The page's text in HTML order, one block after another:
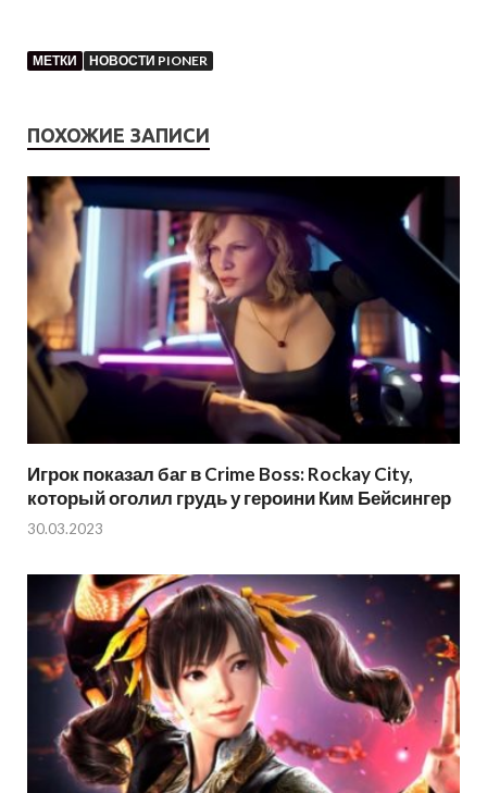
МЕТКИ НОВОСТИ PIONER
ПОХОЖИЕ ЗАПИСИ
Игрок показал баг в Crime Boss: Rockay City,
который оголил грудь у героини Ким Бейсингер
30.03.2023